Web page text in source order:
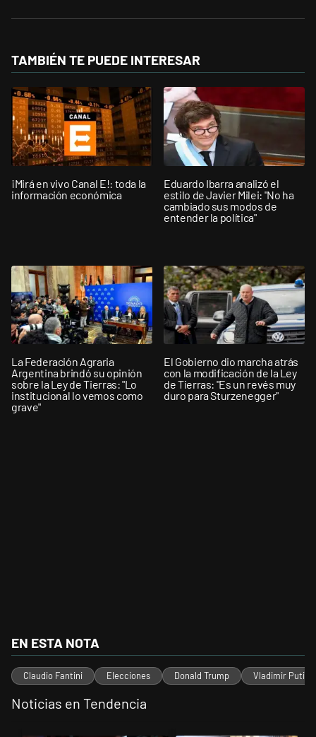
TAMBIÉN TE PUEDE INTERESAR
¡Mirá en vivo Canal E!: toda la
información económica
Eduardo Ibarra analizó el
estilo de Javier Milei: "No ha
cambiado sus modos de
entender la política"
La Federación Agraria
Argentina brindó su opinión
sobre la Ley de Tierras: "Lo
institucional lo vemos como
grave"
El Gobierno dio marcha atrás
con la modificación de la Ley
de Tierras: "Es un revés muy
duro para Sturzenegger"
EN ESTA NOTA
Claudio Fantini Elecciones Donald Trump Vladimir Putin
Noticias en Tendencia